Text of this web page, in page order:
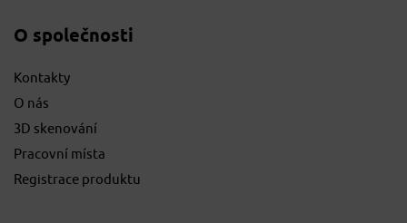
O společnosti
Kontakty
O nás
3D skenování
Pracovní místa
Registrace produktu